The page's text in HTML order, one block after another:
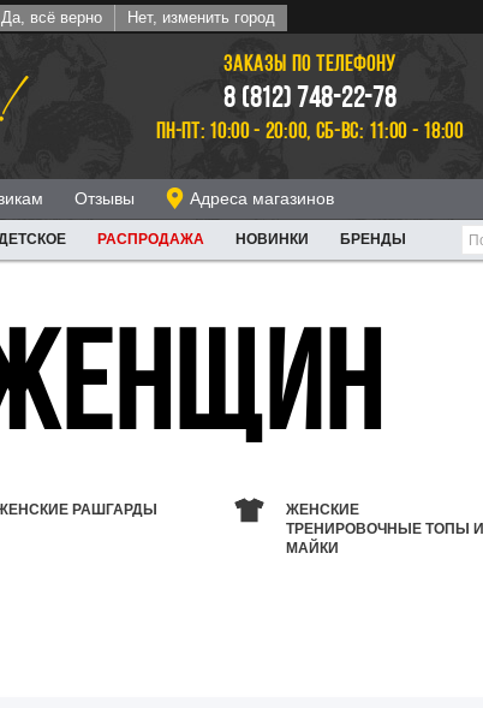
Да, всё верно Нет, изменить город
ЗАКАЗЫ ПО ТЕЛЕФОНУ
8 (812) 748-22-78
ПН-ПТ: 10:00 - 20:00, СБ-ВС: 11:00 - 18:00
Отзывы Адреса магазинов
РАСПРОДАЖА НОВИНКИ БРЕНДЫ
РАШГАРДЫ
ЖЕНСКИЕ
ТРЕНИРОВОЧНЫЕ ТОПЫ И
МАЙКИ